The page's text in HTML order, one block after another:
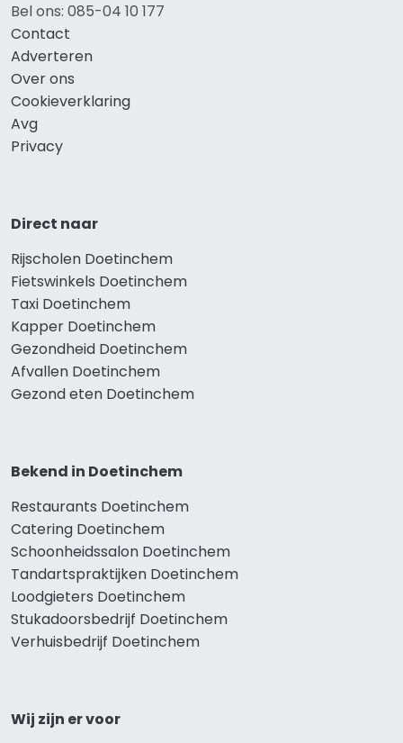
Bel ons: 085-04 10 177
Contact
Adverteren
Over ons
Cookieverklaring
Avg
Privacy
Direct naar
Rijscholen Doetinchem
Fietswinkels Doetinchem
Taxi Doetinchem
Kapper Doetinchem
Gezondheid Doetinchem
Afvallen Doetinchem
Gezond eten Doetinchem
Bekend in Doetinchem
Restaurants Doetinchem
Catering Doetinchem
Schoonheidssalon Doetinchem
Tandartspraktijken Doetinchem
Loodgieters Doetinchem
Stukadoorsbedrijf Doetinchem
Verhuisbedrijf Doetinchem
Wij zijn er voor